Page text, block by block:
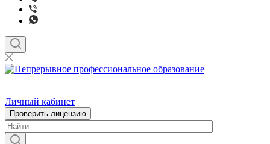
Личный кабинет
Проверить лицензию